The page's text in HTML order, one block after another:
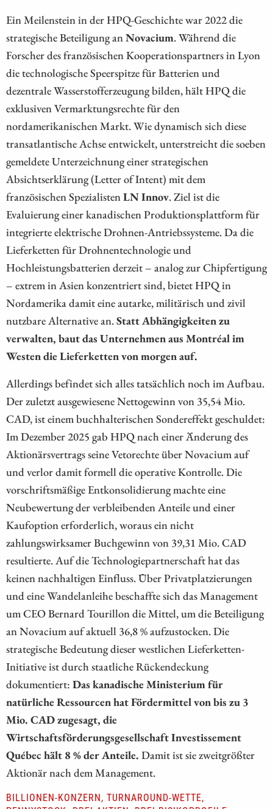
Ein Meilenstein in der HPQ-Geschichte war 2022 die
strategische Beteiligung an Novacium. Während die
Forscher des französischen Kooperationspartners in Lyon
die technologische Speerspitze für Batterien und
dezentrale Wasserstofferzeugung bilden, hält HPQ die
exklusiven Vermarktungsrechte für den
nordamerikanischen Markt. Wie dynamisch sich diese
transatlantische Achse entwickelt, unterstreicht die soeben
gemeldete Unterzeichnung einer strategischen
Absichtserklärung (Letter of Intent) mit dem
französischen Spezialisten LN Innov. Ziel ist die
Evaluierung einer kanadischen Produktionsplattform für
integrierte elektrische Drohnen-Antriebssysteme. Da die
Lieferketten für Drohnentechnologie und
Hochleistungsbatterien derzeit – analog zur Chipfertigung
– extrem in Asien konzentriert sind, bietet HPQ in
Nordamerika damit eine autarke, militärisch und zivil
nutzbare Alternative an.Statt Abhängigkeiten zu
verwalten, baut das Unternehmen aus Montréal im
Westen die Lieferketten von morgen auf.
Allerdings befindet sich alles tatsächlich noch im Aufbau.
Der zuletzt ausgewiesene Nettogewinn von 35,54 Mio.
CAD, ist einem buchhalterischen Sondereffekt geschuldet:
Im Dezember 2025 gab HPQ nach einer Änderung des
Aktionärsvertrags seine Vetorechte über Novacium auf
und verlor damit formell die operative Kontrolle. Die
vorschriftsmäßige Entkonsolidierung machte eine
Neubewertung der verbleibenden Anteile und einer
Kaufoption erforderlich, woraus ein nicht
zahlungswirksamer Buchgewinn von 39,31 Mio. CAD
resultierte. Auf die Technologiepartnerschaft hat das
keinen nachhaltigen Einfluss. Über Privatplatzierungen
und eine Wandelanleihe beschaffte sich das Management
um CEO Bernard Tourillon die Mittel, um die Beteiligung
an Novacium auf aktuell 36,8 % aufzustocken. Die
strategische Bedeutung dieser westlichen Lieferketten-
Initiative ist durch staatliche Rückendeckung
dokumentiert: Das kanadische Ministerium für
natürliche Ressourcen hat Fördermittel von bis zu 3
Mio. CAD zugesagt, die
Wirtschaftsförderungsgesellschaft Investissement
Québec hält 8 % der Anteile. Damit ist sie zweitgrößter
Aktionär nach dem Management.
BILLIONEN-KONZERN, TURNAROUND-WETTE,